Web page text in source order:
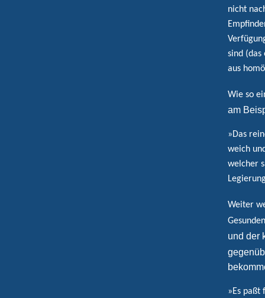
nicht
sind
aus
Wie so
am
»Das
weich
welcher
Weiter
und der
»Es paßt